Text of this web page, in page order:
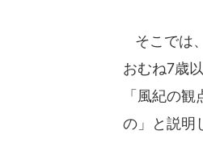
そこでは
おむね7歳
「風紀の
の」と説明